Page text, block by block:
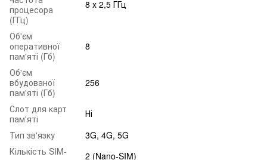
процесора
(ГГц)
8 х 2,5 ГГц
Об'єм
оперативної
пам'яті (Гб)
8
Об'єм
вбудованої
пам'яті (Гб)
256
Слот для карт
пам'яті
Ні
Тип зв'язку
3G, 4G, 5G
Кількість SIM-
2 (Nano-SIM)